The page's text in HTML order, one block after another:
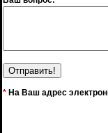
* На Ваш адрес